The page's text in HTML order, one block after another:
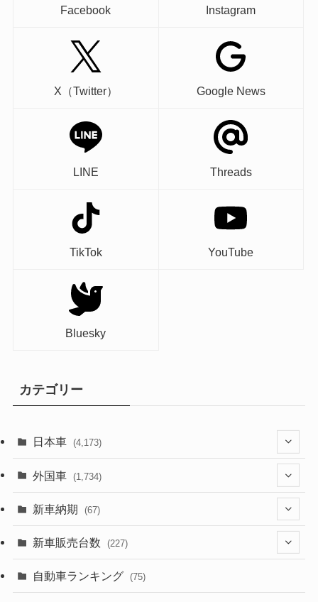
Facebook Instagram
X（Twitter） Google News
LINE Threads
TikTok YouTube
Bluesky
カテゴリー
日本車 (4,173)
(1,321)
(329)
(357)
外国車 (1,734)
(242)
新車納期 (67)
(28)
(8)
新車販売台数 (227)
(21)
自動車ランキング (75)